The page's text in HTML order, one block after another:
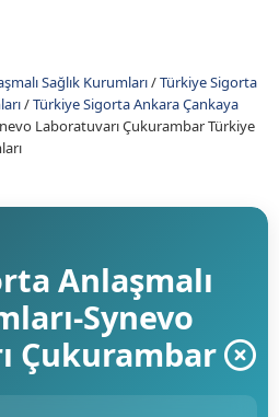
Sağlık Kurumları/Türkiye Sigorta
/Türkiye Sigorta Ankara Çankaya
Laboratuvarı Çukurambar Türkiye
Anlaşmalı
Synevo
Çukurambar